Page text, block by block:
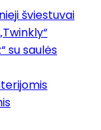
šviestuvai
su saulės